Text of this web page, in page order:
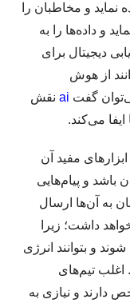
نماید و مخاطبان را
و داده‌ها را به
دیجیتال برای
از هوش
گفت ai نقش
می‌کند.
ابزارهای مفید آن
باشد و پیام‌هایی
به آن‌ها ارسال
داشت؛ زیرا
و بتوانند انرژی
اغلب تیم‌های
دارند و نیازی به